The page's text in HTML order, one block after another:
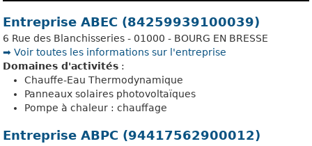
Entreprise ABEC (84259939100039)
6 Rue des Blanchisseries - 01000 - BOURG EN BRESSE
➡️ Voir toutes les informations sur l'entreprise
Domaines d'activités :
Chauffe-Eau Thermodynamique
Panneaux solaires photovoltaïques
Pompe à chaleur : chauffage
Entreprise ABPC (94417562900012)